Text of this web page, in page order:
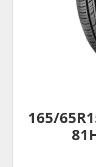
165/